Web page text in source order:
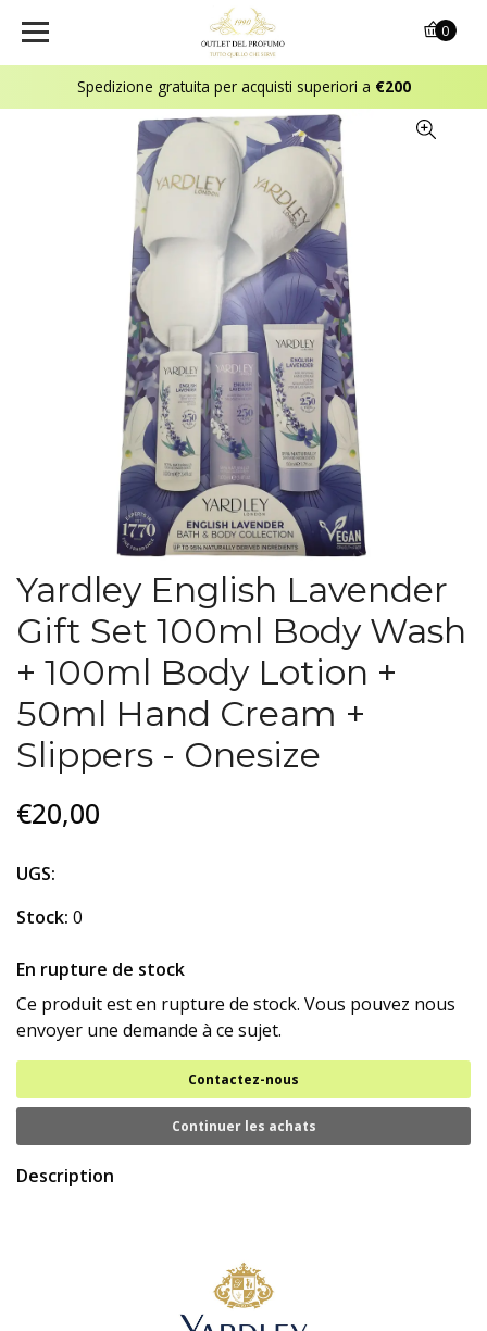
Spedizione gratuita per acquisti superiori a €200
0
Yardley English Lavender
Gift Set 100ml Body Wash
+ 100ml Body Lotion +
50ml Hand Cream +
Slippers - Onesize
€20,00
UGS:
Stock: 0
En rupture de stock
Ce produit est en rupture de stock. Vous pouvez nous
envoyer une demande à ce sujet.
Contactez-nous
Continuer les achats
Description